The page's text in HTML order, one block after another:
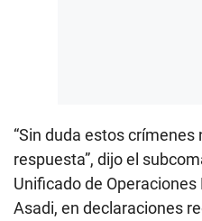
“Sin duda estos crímenes
respuesta”, dijo el
Unificado de
Asadi, en declaraciones